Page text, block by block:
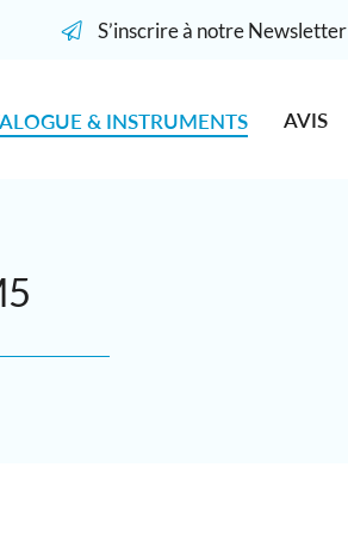
S’inscrire à notre Newsletter
& INSTRUMENTS AVIS